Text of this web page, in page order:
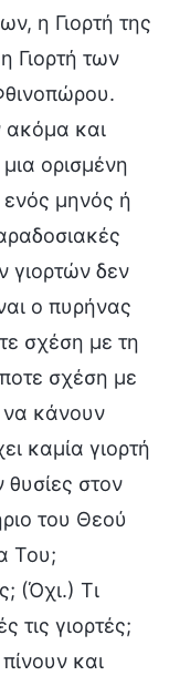
η Γιορτή της
Γιορτή των
ακόμα και
ορισμένη
ενός μηνός ή
γιορτών δεν
ο πυρήνας
σχέση με τη
σχέση με
να κάνουν
καμία γιορτή
στον
του Θεού
Του;
(Όχι.) Τι
τις γιορτές;
και